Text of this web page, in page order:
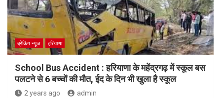
ब्रेकिंग न्यूज हरियाणा
School Bus Accident : हरियाणा के महेंद्रगढ़ में स्कूल बस
पलटने से 6 बच्चों की मौत, ईद के दिन भी खुला है स्कूल
2 years ago admin